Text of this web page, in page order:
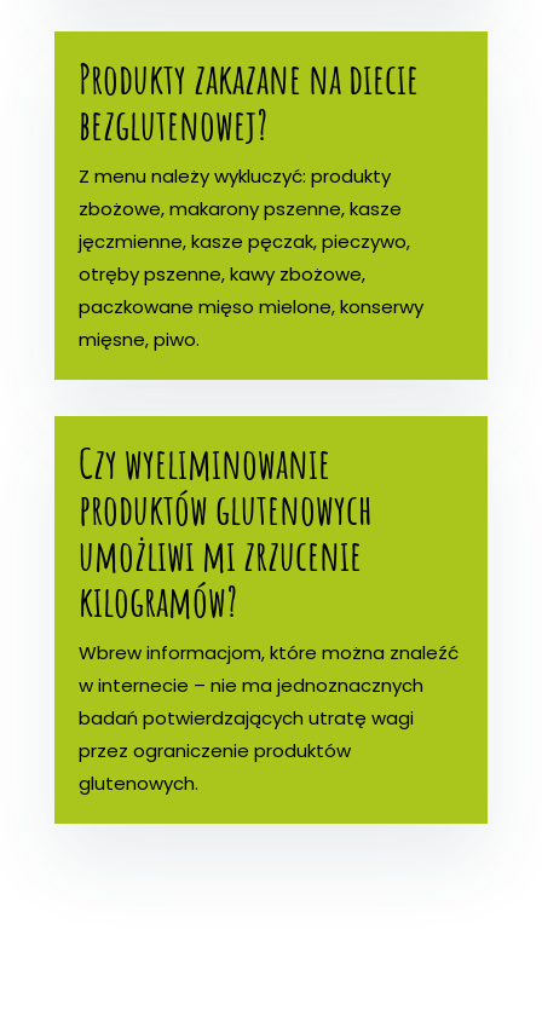
Produkty zakazane na diecie
bezglutenowej?
Z menu należy wykluczyć: produkty
zbożowe, makarony pszenne, kasze
jęczmienne, kasze pęczak, pieczywo,
otręby pszenne, kawy zbożowe,
paczkowane mięso mielone, konserwy
mięsne, piwo.
Czy wyeliminowanie
produktów glutenowych
umożliwi mi zrzucenie
kilogramów?
Wbrew informacjom, które można znaleźć
w internecie – nie ma jednoznacznych
badań potwierdzających utratę wagi
przez ograniczenie produktów
glutenowych.